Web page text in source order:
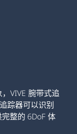
VIVE 腕带式追
踪器可以识别
整的 6DoF 体